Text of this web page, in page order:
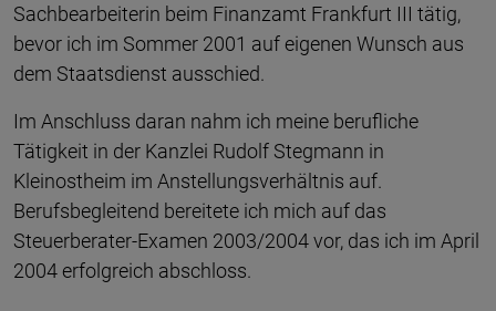
Sachbearbeiterin beim Finanzamt Frankfurt III tätig,
bevor ich im Sommer 2001 auf eigenen Wunsch aus
dem Staatsdienst ausschied.
Im Anschluss daran nahm ich meine berufliche
Tätigkeit in der Kanzlei Rudolf Stegmann in
Kleinostheim im Anstellungsverhältnis auf.
Berufsbegleitend bereitete ich mich auf das
Steuerberater-Examen 2003/2004 vor, das ich im April
2004 erfolgreich abschloss.